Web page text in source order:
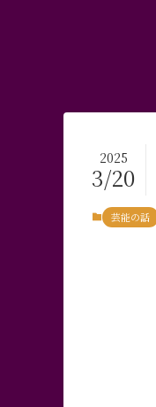
2025
3/20
芸能の話